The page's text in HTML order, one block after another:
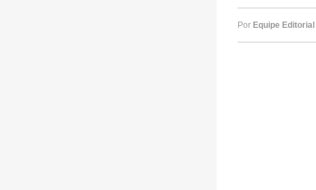
Por Equipe Editorial